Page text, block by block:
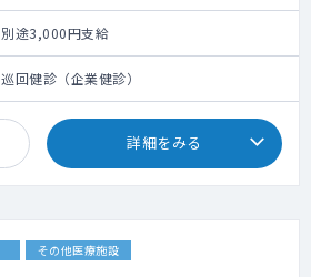
別途3,000円支給
巡回健診（企業健診）
詳細をみる
その他医療施設